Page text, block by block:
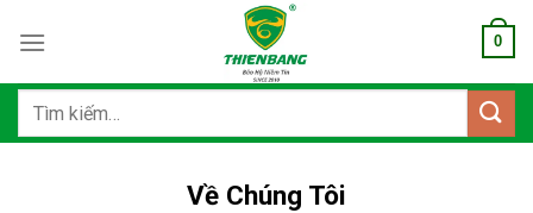
qua
dung
0
Tìm
Về Chúng Tôi